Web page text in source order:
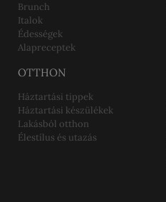
Brunch
Italok
Édességek
Alapreceptek
OTTHON
Háztartási tippek
Háztartási készülékek
Lakásból otthon
Élestílus és utazás